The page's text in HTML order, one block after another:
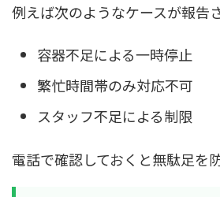
例えば次のようなケースが報告
容器不足による一時停止
繁忙時間帯のみ対応不可
スタッフ不足による制限
電話で確認しておくと無駄足を